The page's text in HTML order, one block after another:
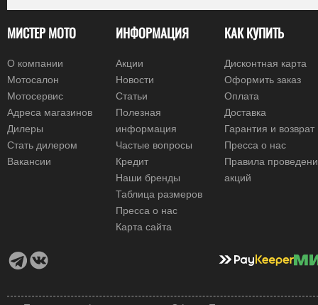
МИСТЕР МОТО
О компании
Мотосалон
Мотосервис
Адреса магазинов
Дилеры
Стать дилером
Вакансии
ИНФОРМАЦИЯ
Акции
Новости
Статьи
Полезная
информация
Частые вопросы
Кредит
Наши бренды
Таблица размеров
Пресса о нас
Карта сайта
КАК КУПИТЬ
Дисконтная карта
Оформить заказ
Оплата
Доставка
Гарантия и возврат
Пресса о нас
Правила
акций